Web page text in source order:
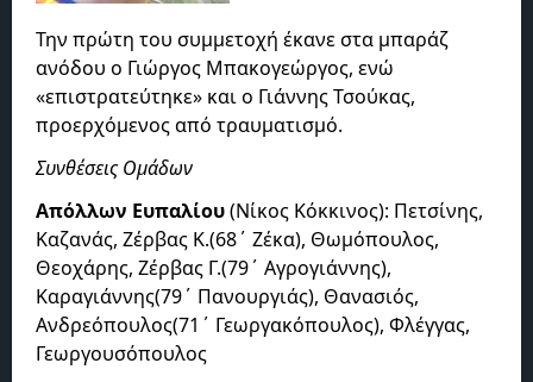
Την πρώτη του συμμετοχή έκανε στα μπαράζ
ανόδου ο Γιώργος Μπακογεώργος, ενώ
«επιστρατεύτηκε» και ο Γιάννης Τσούκας,
προερχόμενος από τραυματισμό.
Συνθέσεις Ομάδων
Απόλλων Ευπαλίου(Νίκος Κόκκινος): Πετσίνης,
Καζανάς, Ζέρβας Κ.(68΄ Ζέκα), Θωμόπουλος,
Θεοχάρης, Ζέρβας Γ.(79΄ Αγρογιάννης),
Καραγιάννης(79΄ Πανουργιάς), Θανασιός,
Ανδρεόπουλος(71΄ Γεωργακόπουλος), Φλέγγας,
Γεωργουσόπουλος